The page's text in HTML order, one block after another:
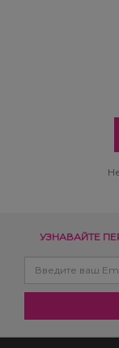
УЗНАВАЙТЕ